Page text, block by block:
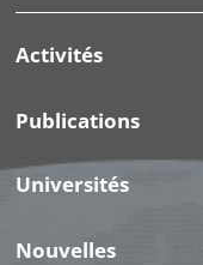
Activités
Publications
Universités
Nouvelles